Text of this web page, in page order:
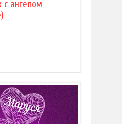
с ангелом